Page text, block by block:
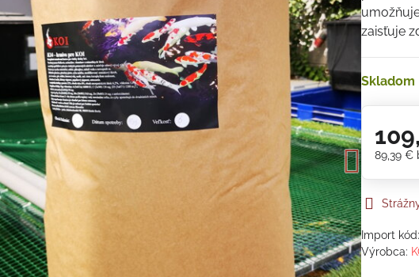
zaisťuje
Skladom
89,39 €
Import
Výrobca: